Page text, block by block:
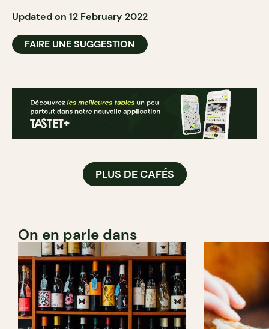
Updated on 12 February 2022
FAIRE UNE SUGGESTION
PLUS DE CAFÉS
On en parle dans